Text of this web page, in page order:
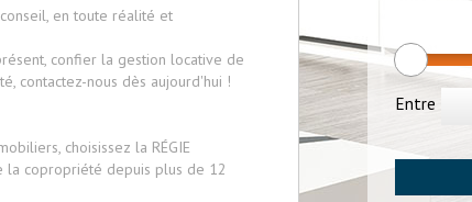
Entre
en toute réalité et
confier la gestion locative de
contactez-nous dès aujourd'hui !
choisissez la RÉGIE
la copropriété depuis plus de 12